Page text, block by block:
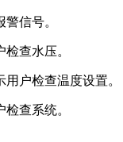
信号。
查水压。
户检查温度设置。
查系统。